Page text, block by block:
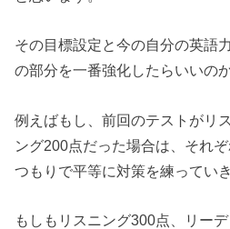
その目標設定と今の自分の英語
の部分を一番強化したらいいの
例えばもし、前回のテストがリ
ング200点だった場合は、それ
つもりで平等に対策を練っていき
もしもリスニング300点、リー